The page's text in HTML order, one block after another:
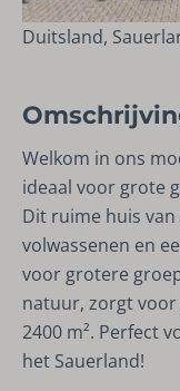
Duitsland,
Welkom in ons
ideaal voor grote
Dit ruime huis van
volwassenen en
voor grotere
natuur, zorgt
2400 m². Perfect
het Sauerland!